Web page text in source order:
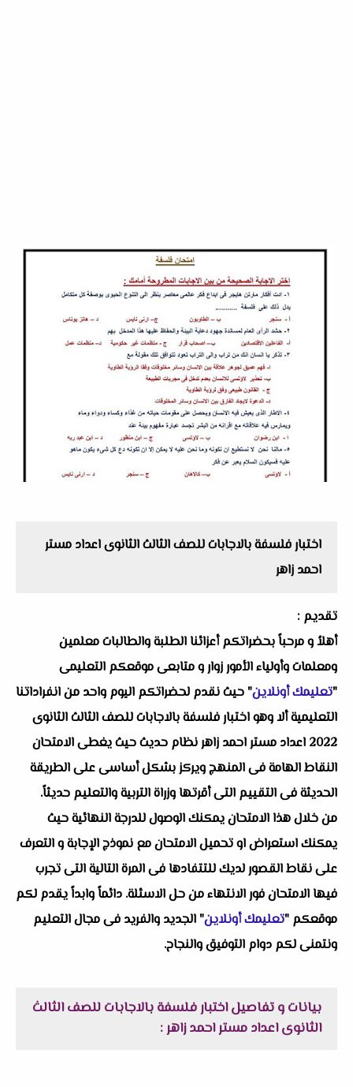
اختبار فلسفة بالاجابات للصف الثالث الثانوى اعداد مستر
احمد زاهر
تقديم :
أهلاُ و مرحباً بحضراتكم أعزائنا الطلبة والطالبات معلمين
ومعلمات وأولياء الأمور زوار و متابعى موقعكم التعليمى
"تعليمك أونلاين" حيث نقدم لحضراتكم اليوم واحد من انفراداتنا
التعليمية ألا وهو اختبار فلسفة بالاجابات للصف الثالث الثانوى
2022 اعداد مستر احمد زاهر نظام حديث حيث يغطى الامتحان
النقاط الهامة فى المنهج ويركز بشكل أساسى على الطريقة
الحديثة فى التقييم التى أقرتها وزراة التربية والتعليم حديثاً.
من خلال هذا الامتحان يمكنك الوصول للدرجة النهائية حيث
يمكنك استعراض او تحميل الامتحان مع نموذج الإجابة و التعرف
على نقاط القصور لديك للتتفادها فى المرة التالية التى تجرب
فيها الامتحان فور الانتهاء من حل الاسئلة. دائماً وابداً يقدم لكم
موقعكم "تعليمك أونلاين" الجديد والفريد فى مجال التعليم
ونتمنى لكم دوام التوفيق والنجاح.
بيانات و تفاصيل اختبار فلسفة بالاجابات للصف الثالث
الثانوى اعداد مستر احمد زاهر :